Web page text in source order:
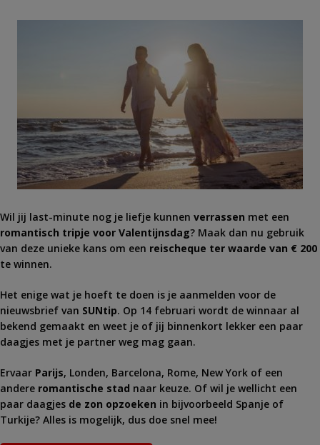
Wil jij last-minute nog je liefje kunnen verrassen met een
romantisch tripje voor Valentijnsdag? Maak dan nu gebruik
van deze unieke kans om een reischeque ter waarde van € 200
te winnen.
Het enige wat je hoeft te doen is je aanmelden voor de
nieuwsbrief van SUNtip. Op 14 februari wordt de winnaar al
bekend gemaakt en weet je of jij binnenkort lekker een paar
daagjes met je partner weg mag gaan.
Ervaar Parijs, Londen, Barcelona, Rome, New York of een
andere romantische stad naar keuze. Of wil je wellicht een
paar daagjes de zon opzoeken in bijvoorbeeld Spanje of
Turkije? Alles is mogelijk, dus doe snel mee!